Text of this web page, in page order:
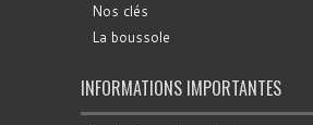
Nos clés
La boussole
INFORMATIONS IMPORTANTES